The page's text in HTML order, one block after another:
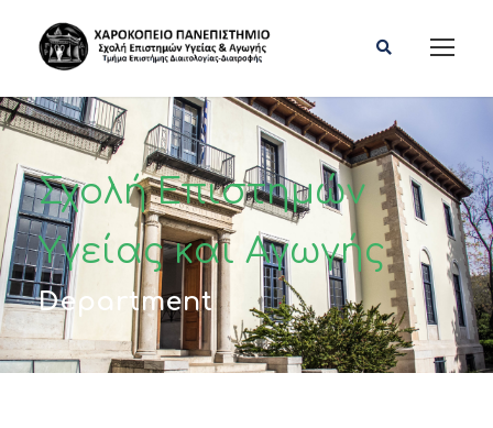
Σχολή Επιστημών
Υγείας και Αγωγής
Department